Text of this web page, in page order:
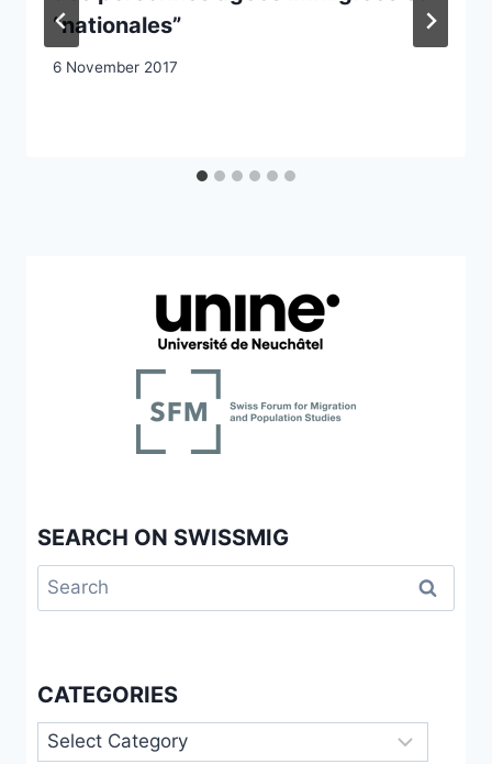
“nationales”‪
6 November 2017
SEARCH ON SWISSMIG
Search
for:
CATEGORIES
Categories